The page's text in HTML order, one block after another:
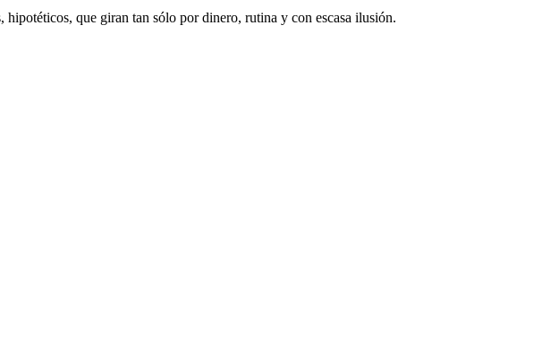
que giran tan sólo por dinero, rutina y con escasa ilusión.